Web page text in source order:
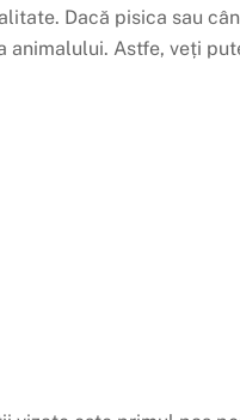
Dacă pisica sau
Astfe, veți